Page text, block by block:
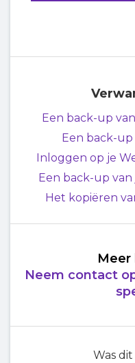
Een back-up
Een back-up
Inloggen op je
Een back-up
Het kopiëren
Meer
Neem contact
Was